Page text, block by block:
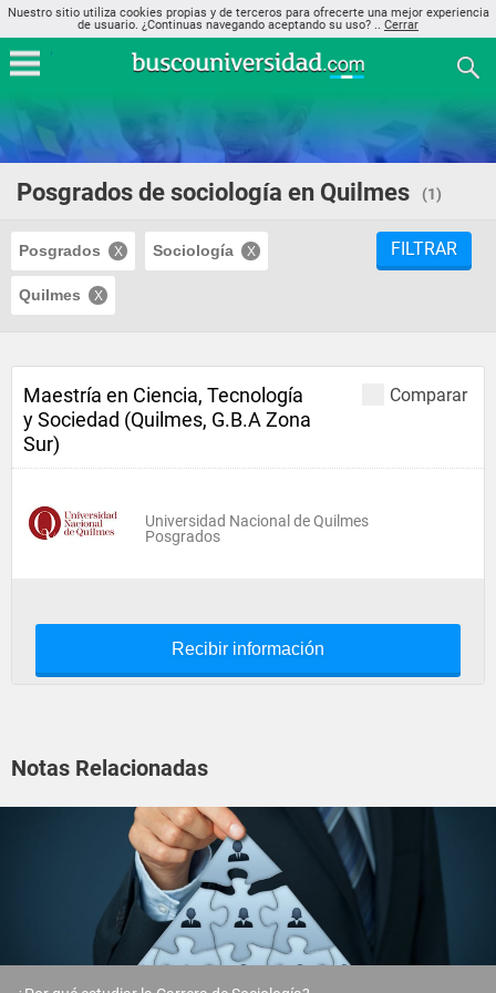
Nuestro sitio utiliza cookies propias y de terceros para ofrecerte una mejor experiencia
de usuario. ¿Continuas navegando aceptando su uso? .. Cerrar
Posgrados de sociología en Quilmes (1)
Posgrados Sociología
Quilmes
FILTRAR
Comparar
Maestría en Ciencia, Tecnología
y Sociedad (Quilmes, G.B.A Zona
Sur)
Universidad Nacional de Quilmes
Posgrados
Recibir información
Notas Relacionadas